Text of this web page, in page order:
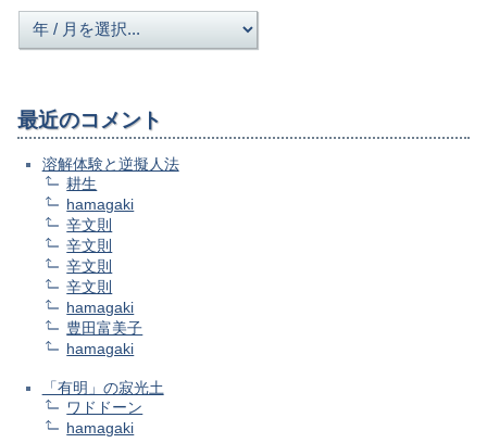
最近のコメント
溶解体験と逆擬人法
耕生
hamagaki
辛文則
辛文則
辛文則
辛文則
hamagaki
豊田富美子
hamagaki
「有明」の寂光土
ワドドーン
hamagaki